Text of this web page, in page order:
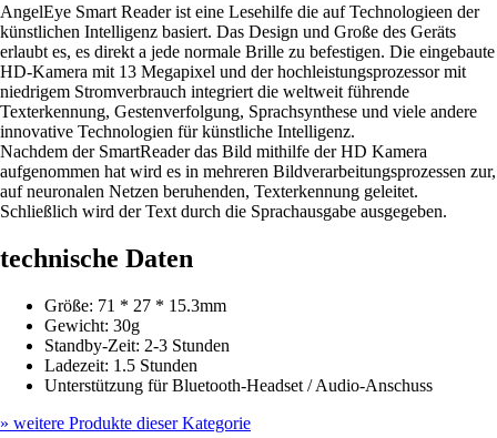
AngelEye Smart Reader ist eine Lesehilfe die auf Technologieen der
künstlichen Intelligenz basiert. Das Design und Große des Geräts
erlaubt es, es direkt a jede normale Brille zu befestigen. Die eingebaute
HD-Kamera mit 13 Megapixel und der hochleistungsprozessor mit
niedrigem Stromverbrauch integriert die weltweit führende
Texterkennung, Gestenverfolgung, Sprachsynthese und viele andere
innovative Technologien für künstliche Intelligenz.
Nachdem der SmartReader das Bild mithilfe der HD Kamera
aufgenommen hat wird es in mehreren Bildverarbeitungsprozessen zur,
auf neuronalen Netzen beruhenden, Texterkennung geleitet.
Schließlich wird der Text durch die Sprachausgabe ausgegeben.
technische Daten
Größe: 71 * 27 * 15.3mm
Gewicht: 30g
Standby-Zeit: 2-3 Stunden
Ladezeit: 1.5 Stunden
Unterstützung für Bluetooth-Headset / Audio-Anschuss
» weitere Produkte dieser Kategorie